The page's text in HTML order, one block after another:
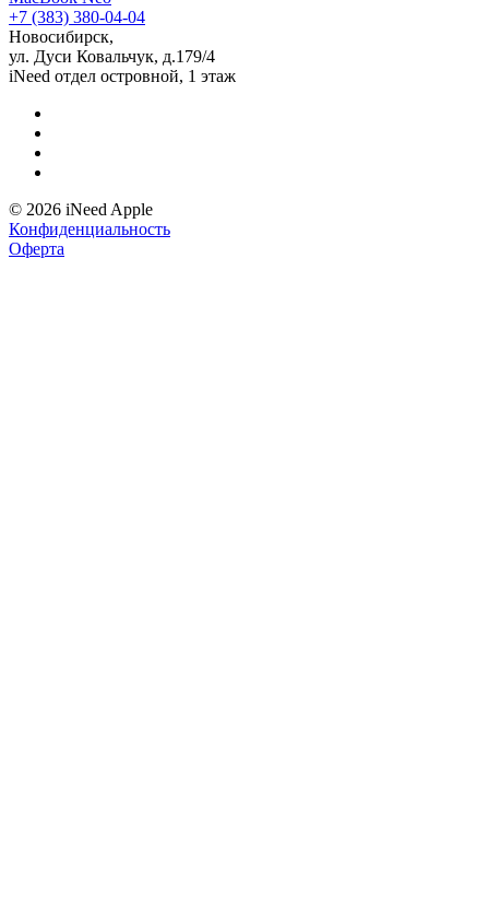
+7 (383) 380-04-04
Новосибирск,
ул. Дуси Ковальчук, д.179/4
iNeed отдел островной, 1 этаж
© 2026 iNeed Apple
Конфиденциальность
Оферта